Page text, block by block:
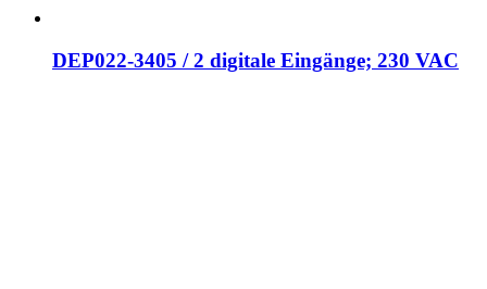
DEP022-3405 / 2 digitale Eingänge; 230 VAC